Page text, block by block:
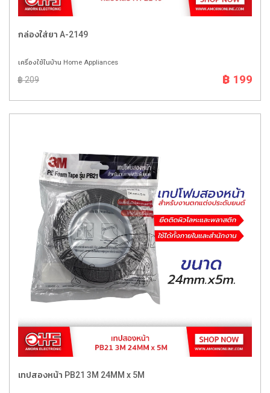
กล่องใส่ยา A-2149
เครื่องใช้ในบ้าน Home Appliances
฿ 209 ฿ 199
เทปสองหน้า PB21 3M 24MM x 5M